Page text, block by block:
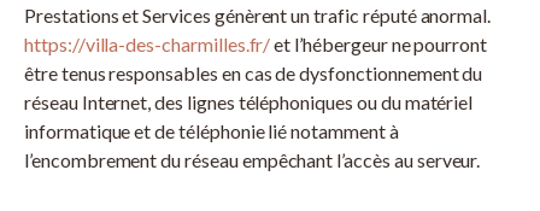
Prestations et Services génèrent un trafic réputé anormal.
https://villa-des-charmilles.fr/et l’hébergeur ne pourront
être tenus responsables en cas de dysfonctionnement du
réseau Internet, des lignes téléphoniques ou du matériel
informatique et de téléphonie lié notamment à
l’encombrement du réseau empêchant l’accès au serveur.